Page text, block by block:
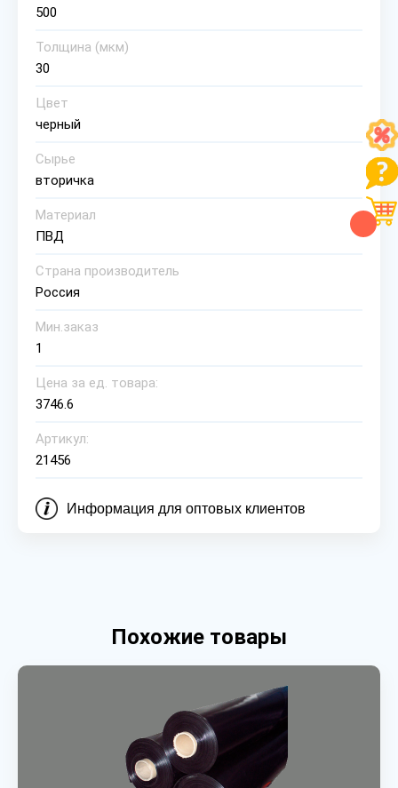
500
Толщина (мкм)
30
Цвет
черный
Сырье
вторичка
Материал
ПВД
Страна производитель
Россия
Мин.заказ
1
Цена за ед. товара:
3746.6
Артикул:
21456
Информация для оптовых клиентов
Похожие товары